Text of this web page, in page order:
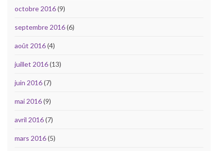
octobre 2016(9)
septembre 2016(6)
août 2016(4)
juillet 2016(13)
juin 2016(7)
mai 2016(9)
avril 2016(7)
mars 2016(5)